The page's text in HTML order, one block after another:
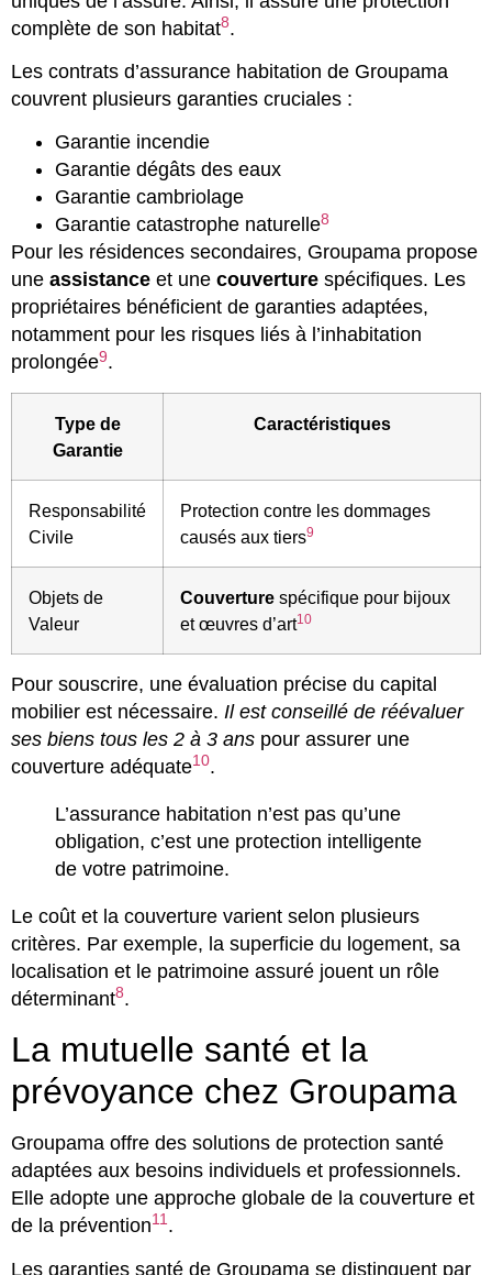
complète de son habitat8.
Les contrats d’assurance habitation de Groupama
couvrent plusieurs garanties cruciales :
Garantie incendie
Garantie dégâts des eaux
Garantie cambriolage
Garantie catastrophe naturelle8
Pour les résidences secondaires, Groupama propose
une assistance et une couverture spécifiques. Les
propriétaires bénéficient de garanties adaptées,
notamment pour les risques liés à l’inhabitation
prolongée9.
Type de
Garantie
Caractéristiques
Responsabilité
Civile
Protection contre les dommages
causés aux tiers9
Objets de
Valeur
Couverture spécifique pour bijoux
et œuvres d’art10
Pour souscrire, une évaluation précise du capital
mobilier est nécessaire. Il est conseillé de réévaluer
ses biens tous les 2 à 3 ans pour assurer une
couverture adéquate10.
L’assurance habitation n’est pas qu’une
obligation, c’est une protection intelligente
de votre patrimoine.
Le coût et la couverture varient selon plusieurs
critères. Par exemple, la superficie du logement, sa
localisation et le patrimoine assuré jouent un rôle
déterminant8.
La mutuelle santé et la
prévoyance chez Groupama
Groupama offre des solutions de protection santé
adaptées aux besoins individuels et professionnels.
Elle adopte une approche globale de la couverture et
de la prévention11.
Les garanties santé de Groupama se distinguent par